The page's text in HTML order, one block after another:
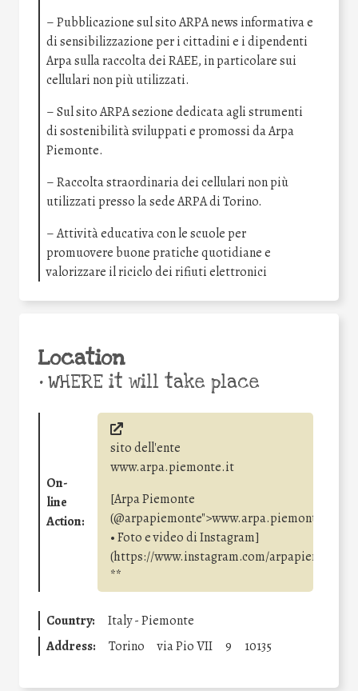
– Pubblicazione sul sito ARPA news informativa e
di sensibilizzazione per i cittadini e i dipendenti
Arpa sulla raccolta dei RAEE, in particolare sui
cellulari non più utilizzati.
– Sul sito ARPA sezione dedicata agli strumenti
di sostenibilità sviluppati e promossi da Arpa
Piemonte.
– Raccolta straordinaria dei cellulari non più
utilizzati presso la sede ARPA di Torino.
– Attività educativa con le scuole per
promuovere buone pratiche quotidiane e
valorizzare il riciclo dei rifiuti elettronici
Location
•WHERE it will take place
On-
line
Action:
sito dell'ente
www.arpa.piemonte.it
[Arpa Piemonte
• Foto e video di Instagram]
(https://www.instagram.com/arpapiemonte/
**
Country:
Italy - Piemonte
Address:
Torino via Pio VII 9 10135